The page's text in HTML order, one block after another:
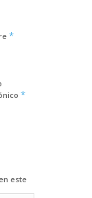
*
*
este